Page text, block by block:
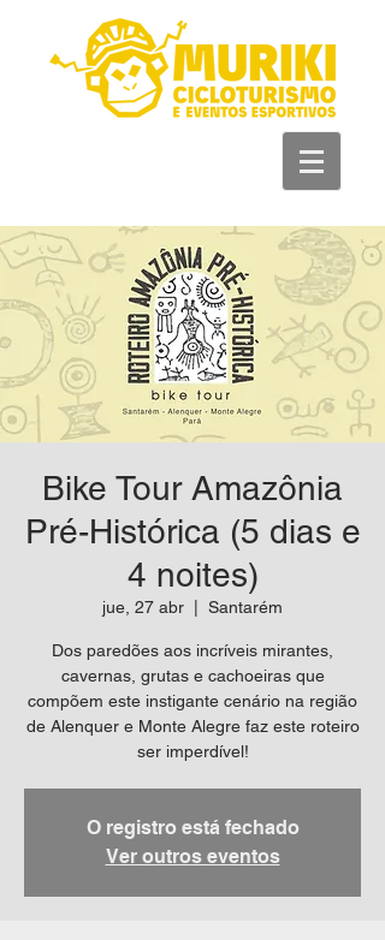
Bike Tour Amazônia
Pré-Histórica (5 dias e
4 noites)
jue, 27 abr Santarém
Dos paredões aos incríveis mirantes,
cavernas, grutas e cachoeiras que
compõem este instigante cenário na região
de Alenquer e Monte Alegre faz este roteiro
ser imperdível!
O registro está fechado
Ver outros eventos